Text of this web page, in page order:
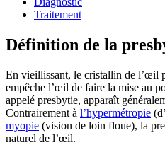
Traitement
Définition de la
En vieillissant, le cristallin de l’œil
empêche l’œil de faire la mise au
appelé presbytie, apparaît
Contrairement à l’hypermétropie
myopie (vision de loin floue), la
naturel de l’œil.